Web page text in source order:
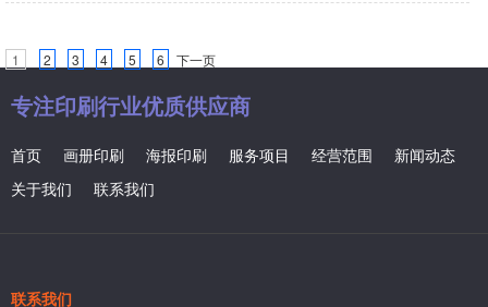
1 2 3 4 5 6 下一页
专注印刷行业优质供应商
首页 画册印刷 海报印刷 服务项目 经营范围
新闻动态
关于我们
联系我们
联系我们